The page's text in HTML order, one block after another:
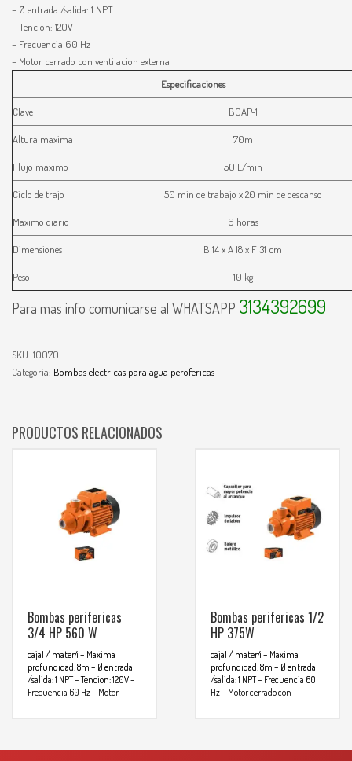
– Ø entrada /salida: 1 NPT
– Tencion: 120V
– Frecuencia 60 Hz
– Motor cerrado con ventilacion externa
Especificaciones
Clave BOAP-1
Altura maxima 70m
Flujo maximo 50 L/min
Ciclo de trajo 50 min de trabajo x 20 min de descanso
Maximo diario 6 horas
Dimensiones B 14 x A 18 x F 31 cm
Peso 10 kg
Para mas info comunicarse al WHATSAPP 3134392699
SKU: 10070
Categoría: Bombas electricas para agua perofericas
PRODUCTOS RELACIONADOS
Bombas perifericas
3/4 HP 560 W
caja1 / mater4– Maxima
profundidad: 8m – Ø entrada
/salida: 1 NPT– Tencion: 120V–
Frecuencia 60 Hz– Motor
Bombas perifericas 1/2
HP 375W
caja1 / mater4– Maxima
profundidad: 8m – Ø entrada
/salida: 1 NPT– Frecuencia 60
Hz– Motor cerrado con